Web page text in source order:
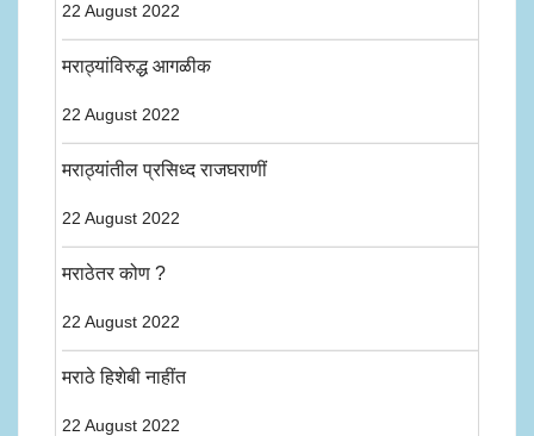
22 August 2022
मराठ्यांविरुद्ध आगळीक
22 August 2022
मराठ्यांतील प्रसिध्द राजघराणीं
22 August 2022
मराठेतर कोण ?
22 August 2022
मराठे हिशेबी नाहींत
22 August 2022